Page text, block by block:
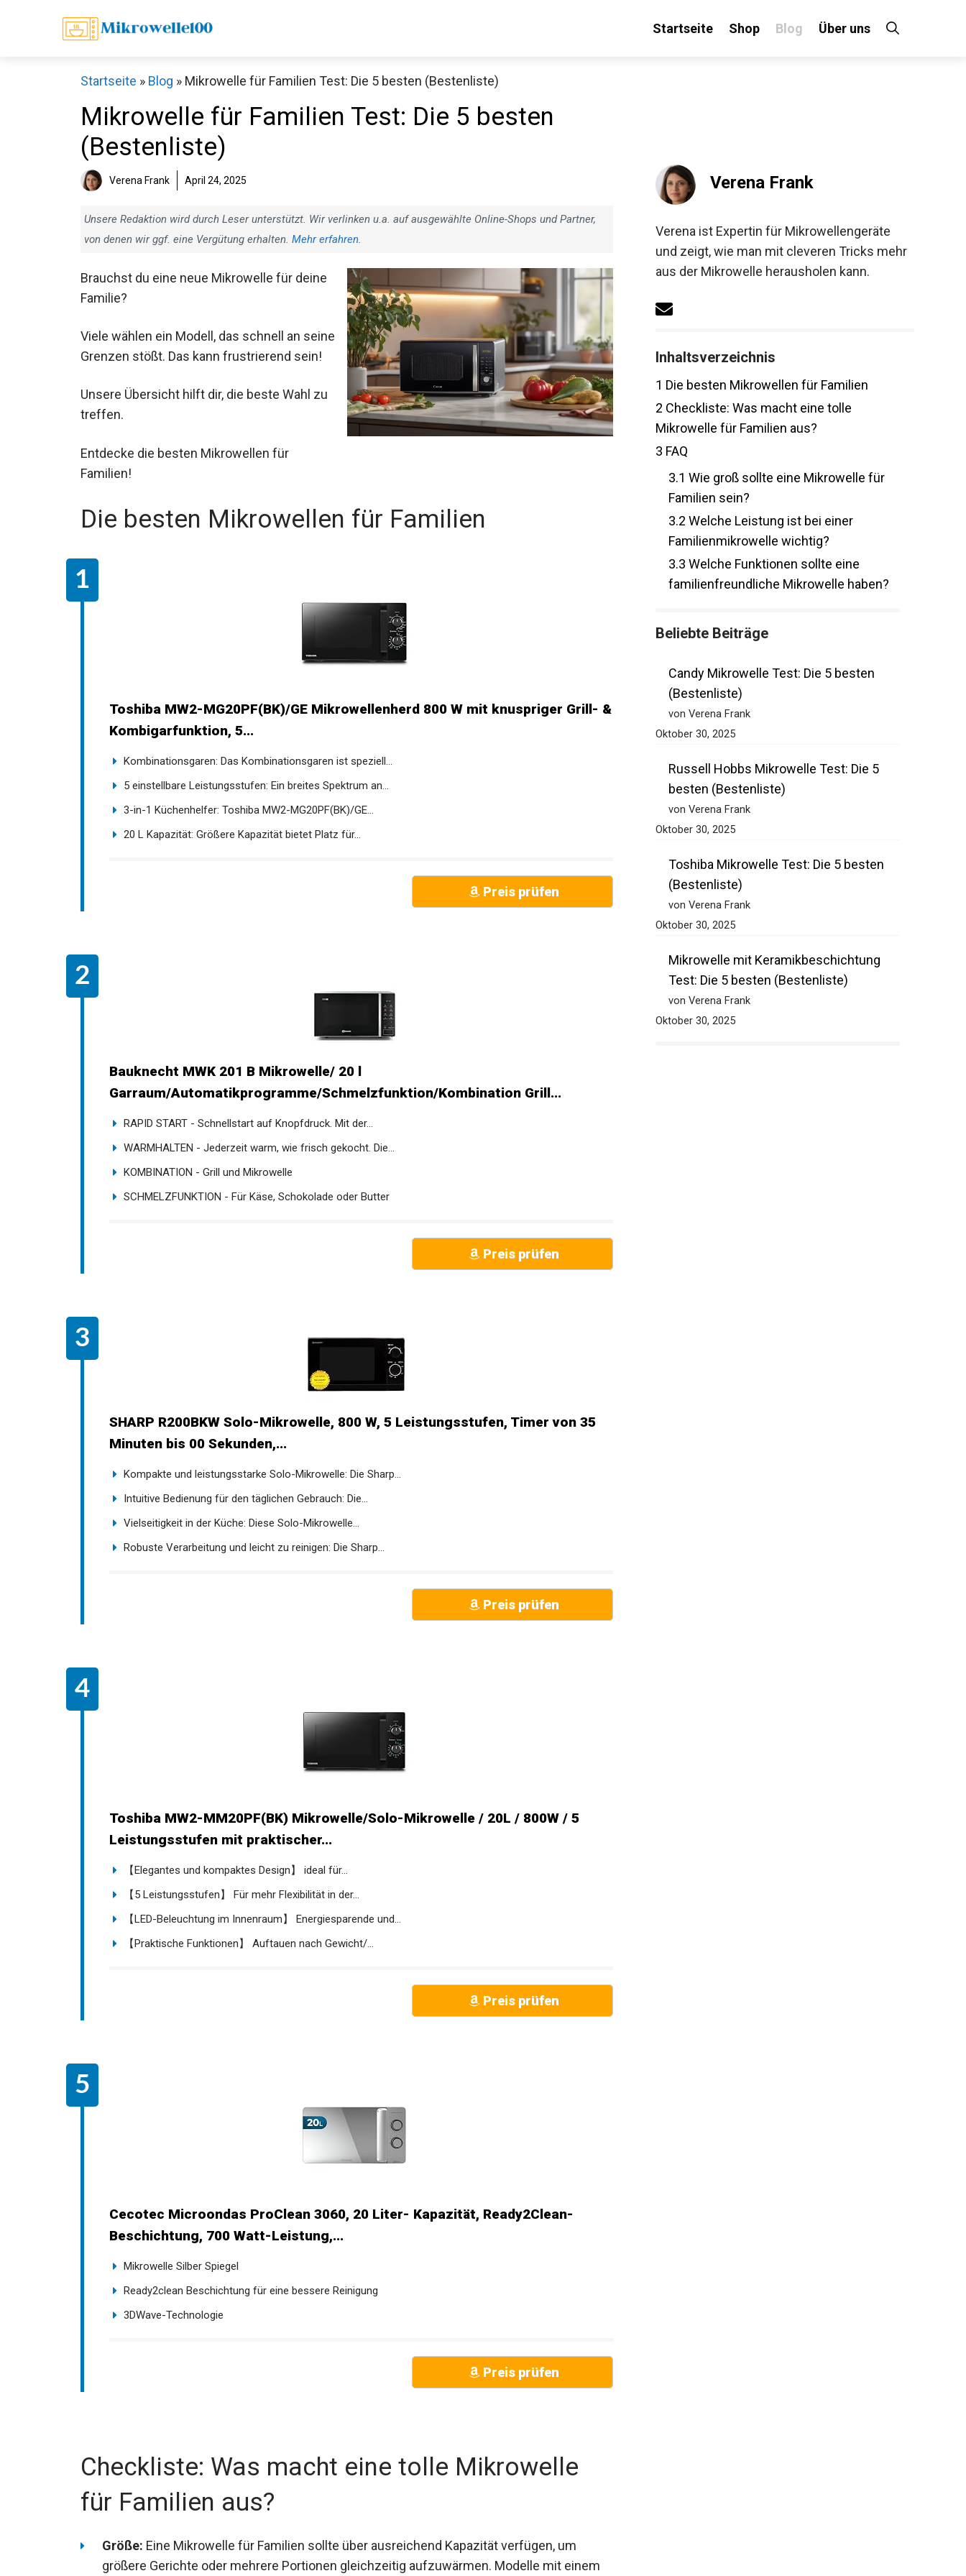
Startseite Shop Blog Über uns
Startseite » Blog » Mikrowelle für Familien Test: Die 5 besten (Bestenliste)
Mikrowelle für Familien Test: Die 5 besten
(Bestenliste)
Verena Frank April 24, 2025
Unsere Redaktion wird durch Leser unterstützt. Wir verlinken u.a. auf ausgewählte Online-Shops und Partner,
von denen wir ggf. eine Vergütung erhalten. Mehr erfahren.
Brauchst du eine neue Mikrowelle für deine
Familie?
Viele wählen ein Modell, das schnell an seine
Grenzen stößt. Das kann frustrierend sein!
Unsere Übersicht hilft dir, die beste Wahl zu
treffen.
Entdecke die besten Mikrowellen für
Familien!
Die besten Mikrowellen für Familien
Toshiba MW2-MG20PF(BK)/GE Mikrowellenherd 800 W mit knuspriger Grill- &
Kombigarfunktion, 5...
Kombinationsgaren: Das Kombinationsgaren ist speziell...
5 einstellbare Leistungsstufen: Ein breites Spektrum an...
3-in-1 Küchenhelfer: Toshiba MW2-MG20PF(BK)/GE...
20 L Kapazität: Größere Kapazität bietet Platz für...
Preis prüfen
Bauknecht MWK 201 B Mikrowelle/ 20 l
Garraum/Automatikprogramme/Schmelzfunktion/Kombination Grill...
RAPID START - Schnellstart auf Knopfdruck. Mit der...
WARMHALTEN - Jederzeit warm, wie frisch gekocht. Die...
KOMBINATION - Grill und Mikrowelle
SCHMELZFUNKTION - Für Käse, Schokolade oder Butter
Preis prüfen
SHARP R200BKW Solo-Mikrowelle, 800 W, 5 Leistungsstufen, Timer von 35
Minuten bis 00 Sekunden,...
Kompakte und leistungsstarke Solo-Mikrowelle: Die Sharp...
Intuitive Bedienung für den täglichen Gebrauch: Die...
Vielseitigkeit in der Küche: Diese Solo-Mikrowelle...
Robuste Verarbeitung und leicht zu reinigen: Die Sharp...
Preis prüfen
Toshiba MW2-MM20PF(BK) Mikrowelle/Solo-Mikrowelle / 20L / 800W / 5
Leistungsstufen mit praktischer...
【Elegantes und kompaktes Design】 ideal für...
【5 Leistungsstufen】 Für mehr Flexibilität in der...
【LED-Beleuchtung im Innenraum】 Energiesparende und...
【Praktische Funktionen】 Auftauen nach Gewicht/...
Preis prüfen
Cecotec Microondas ProClean 3060, 20 Liter- Kapazität, Ready2Clean-
Beschichtung, 700 Watt-Leistung,...
Mikrowelle Silber Spiegel
Ready2clean Beschichtung für eine bessere Reinigung
3DWave-Technologie
Preis prüfen
Checkliste: Was macht eine tolle Mikrowelle
für Familien aus?
Größe: Eine Mikrowelle für Familien sollte über ausreichend Kapazität verfügen, um
größere Gerichte oder mehrere Portionen gleichzeitig aufzuwärmen. Modelle mit einem
Verena Frank
Verena ist Expertin für Mikrowellengeräte
und zeigt, wie man mit cleveren Tricks mehr
aus der Mikrowelle herausholen kann.
Inhaltsverzeichnis
1 Die besten Mikrowellen für Familien
2 Checkliste: Was macht eine tolle
Mikrowelle für Familien aus?
3 FAQ
3.1 Wie groß sollte eine Mikrowelle für
Familien sein?
3.2 Welche Leistung ist bei einer
Familienmikrowelle wichtig?
3.3 Welche Funktionen sollte eine
familienfreundliche Mikrowelle haben?
Beliebte Beiträge
Candy Mikrowelle Test: Die 5 besten
(Bestenliste)
von Verena Frank
Oktober 30, 2025
Russell Hobbs Mikrowelle Test: Die 5
besten (Bestenliste)
von Verena Frank
Oktober 30, 2025
Toshiba Mikrowelle Test: Die 5 besten
(Bestenliste)
von Verena Frank
Oktober 30, 2025
Mikrowelle mit Keramikbeschichtung
Test: Die 5 besten (Bestenliste)
von Verena Frank
Oktober 30, 2025